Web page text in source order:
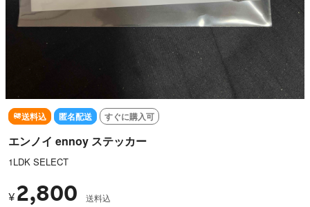
送料込 匿名配送 すぐに購入可
エンノイ ennoy ステッカー
1LDK SELECT
¥ 2,800 送料込